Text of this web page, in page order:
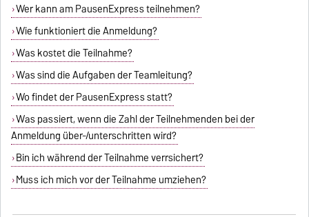
Wer kann am PausenExpress teilnehmen?
Wie funktioniert die Anmeldung?
Was kostet die Teilnahme?
Was sind die Aufgaben der Teamleitung?
Wo findet der PausenExpress statt?
Was passiert, wenn die Zahl der Teilnehmenden bei der
Anmeldung über-/unterschritten wird?
Bin ich während der Teilnahme verrsichert?
Muss ich mich vor der Teilnahme umziehen?